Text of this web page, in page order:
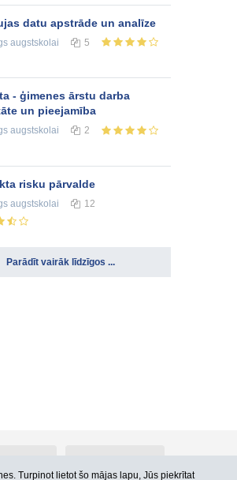
datu apstrāde un analīze
augstskolai 5
- ģimenes ārstu darba
un pieejamība
augstskolai 2
risku pārvalde
augstskolai 12
Parādīt vairāk līdzīgos ...
Turpinot lietot šo mājas lapu, Jūs piekrītat